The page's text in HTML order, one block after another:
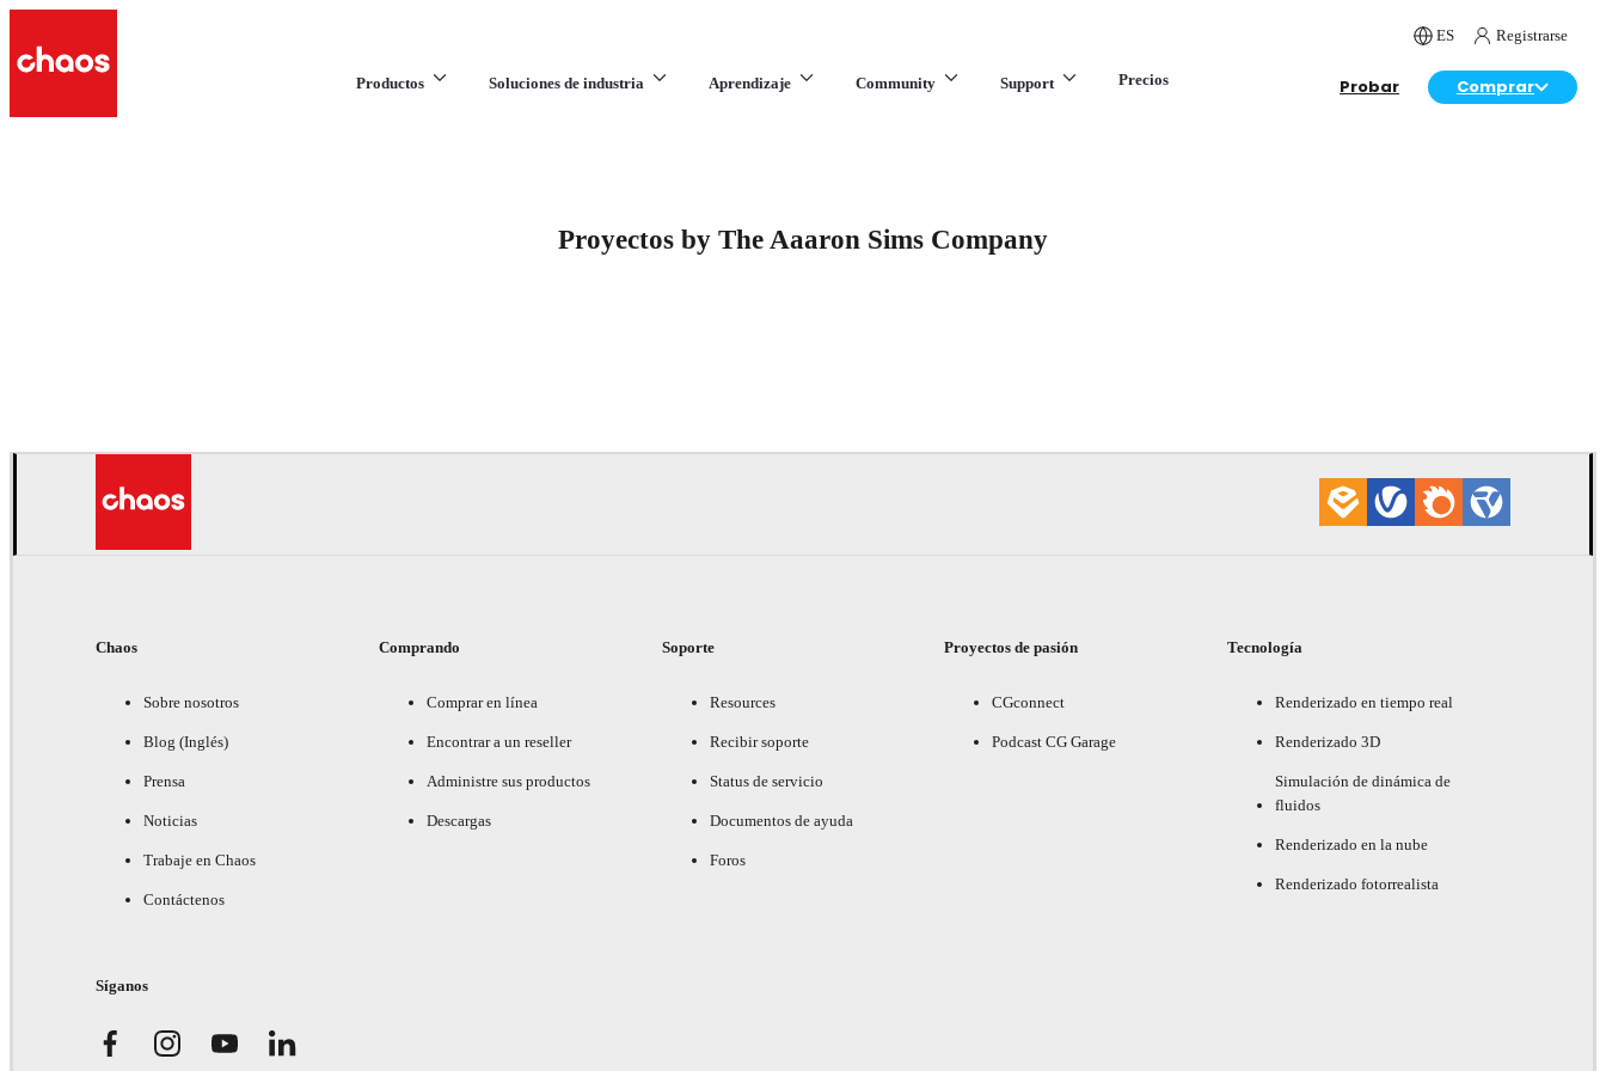
ES Registrarse
Productos Soluciones de industria Aprendizaje Community Support Precios Probar Comprar
Proyectos by The Aaaron Sims Company
Chaos
Sobre nosotros
Blog (Inglés)
Prensa
Noticias
Trabaje en Chaos
Contáctenos
Comprando
Comprar en línea
Encontrar a un reseller
Administre sus productos
Descargas
Soporte
Resources
Recibir soporte
Status de servicio
Documentos de ayuda
Foros
Proyectos de pasión
CGconnect
Podcast CG Garage
Tecnología
Renderizado en tiempo real
Renderizado 3D
Simulación de dinámica de
fluidos
Renderizado en la nube
Renderizado fotorrealista
Síganos